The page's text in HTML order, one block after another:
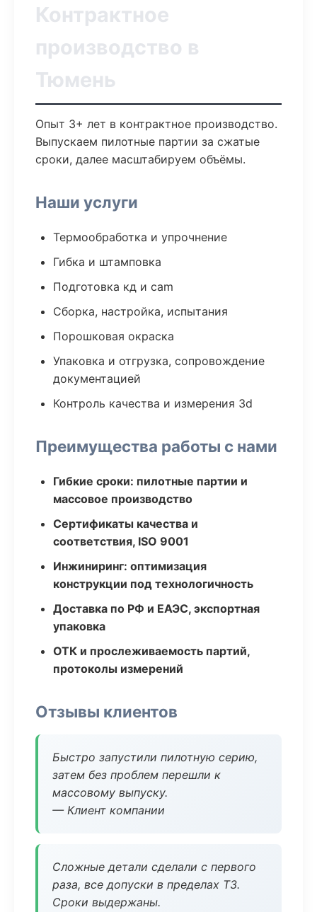
Контрактное
производство в
Тюмень
Опыт 3+ лет в контрактное производство.
Выпускаем пилотные партии за сжатые
сроки, далее масштабируем объёмы.
Наши услуги
Термообработка и упрочнение
Гибка и штамповка
Подготовка кд и cam
Сборка, настройка, испытания
Порошковая окраска
Упаковка и отгрузка, сопровождение
документацией
Контроль качества и измерения 3d
Преимущества работы с нами
Гибкие сроки: пилотные партии и
массовое производство
Сертификаты качества и
соответствия, ISO 9001
Инжиниринг: оптимизация
конструкции под технологичность
Доставка по РФ и ЕАЭС, экспортная
упаковка
ОТК и прослеживаемость партий,
протоколы измерений
Отзывы клиентов
Быстро запустили пилотную серию,
затем без проблем перешли к
массовому выпуску.
— Клиент компании
Сложные детали сделали с первого
раза, все допуски в пределах ТЗ.
Сроки выдержаны.